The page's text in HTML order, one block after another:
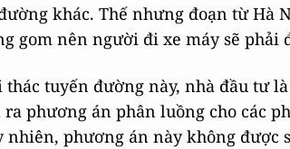
khác. Thế nhưng đoạn từ Hà
gom nên người đi xe máy sẽ phải
tuyến đường này, nhà đầu tư
ra phương án phân luồng cho các
nhiên, phương án này không được